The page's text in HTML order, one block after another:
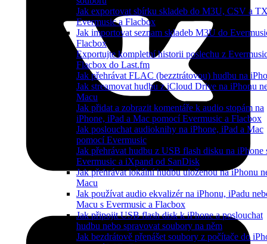
Jak exportovat sbírku skladeb do M3U, CSV a
Evermusic a Flacbox
Jak importovat seznam skladeb M3U do
Flacbox
Exportujte kompletní historii poslechu z
Flacbox do Last.fm
Jak přehrávat FLAC (bezztrátovou) hudbu na
Jak streamovat hudbu z iCloud Drive na iPhonu
Macu
Jak přidat a zobrazit komentáře k audio stopám na
iPhone, iPad a Mac pomocí Evermusic a Flacbox
Jak poslouchat audioknihy na iPhone, iPad a Mac
pomocí Evermusic
Jak přehrávat hudbu z USB flash disku na iPhone
Evermusic a iXpand od SanDisk
Jak přehrávat lokální hudbu uloženou na iPhonu
Macu
Jak používat audio ekvalizér na iPhonu, iPadu
Macu s Evermusic a Flacbox
Jak připojit USB flash disk k iPhone a poslouchat
hudbu nebo spravovat soubory na něm
Jak bezdrátově přenášet soubory z počítače do